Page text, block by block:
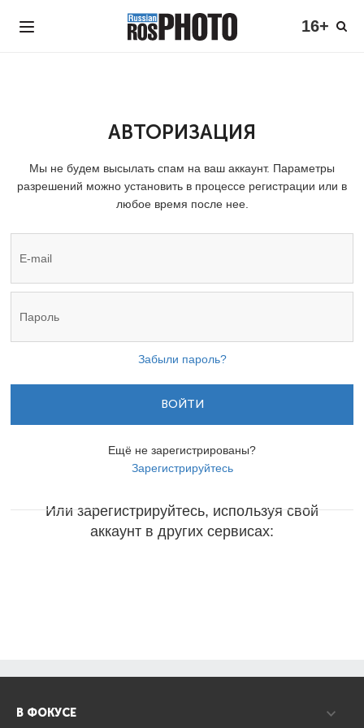
16+
АВТОРИЗАЦИЯ
Мы не будем высылать спам на ваш аккаунт. Параметры
разрешений можно установить в процессе регистрации или в
любое время после нее.
Забыли пароль?
ВОЙТИ
Ещё не зарегистрированы?
Зарегистрируйтесь
Или зарегистрируйтесь, используя свой
аккаунт в других сервисах:
В ФОКУСЕ